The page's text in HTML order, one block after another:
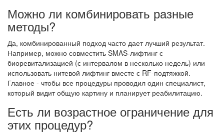
Можно ли комбинировать разные
методы?
Да, комбинированный подход часто дает лучший результат.
Например, можно совместить SMAS-лифтинг с
биоревитализацией (с интервалом в несколько недель) или
использовать нитевой лифтинг вместе с RF-подтяжкой.
Главное - чтобы все процедуры проводил один специалист,
который видит общую картину и планирует реабилитацию.
Есть ли возрастное ограничение для
этих процедур?